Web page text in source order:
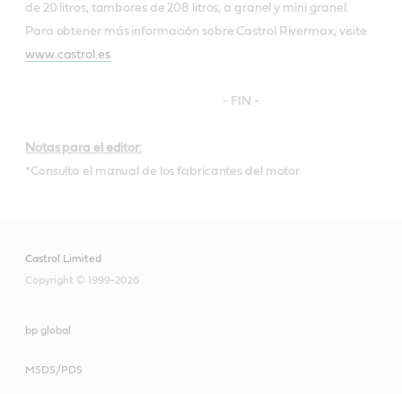
de 20 litros, tambores de 208 litros, a granel y mini granel.
Para obtener más información sobre Castrol Rivermax, visite
www.castrol.es
- FIN -
Notas para el editor:
*Consulta el manual de los fabricantes del motor
Castrol Limited
Copyright © 1999-2026
bp global
MSDS/PDS